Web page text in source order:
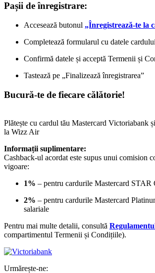
Pașii de înregistrare:
Accesează butonul „Înregistrează-te la
Completează formularul cu datele
Confirmă datele și acceptă Termenii și
Tastează pe „Finalizează înregistrarea”
Bucură-te de fiecare călătorie!
Plătește cu cardul tău Mastercard Victoriabank
la Wizz Air
Informații suplimentare:
Cashback-ul acordat este supus unui comision
vigoare:
1% – pentru cardurile Mastercard STAR
2% – pentru cardurile Mastercard
salariale
Pentru mai multe detalii, consultă
compartimentul Termenii și Condițiile).
Urmărește-ne: